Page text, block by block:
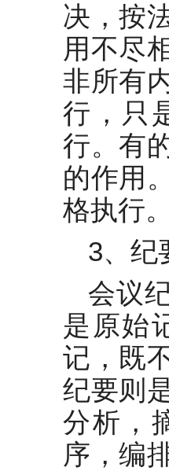
决，按
用不尽
非所有
行，只
行。有
的作用
格执行。
3、纪
会议
是原始
记，既
纪要则
分析，
序，编